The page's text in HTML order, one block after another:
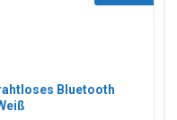
Bluetooth